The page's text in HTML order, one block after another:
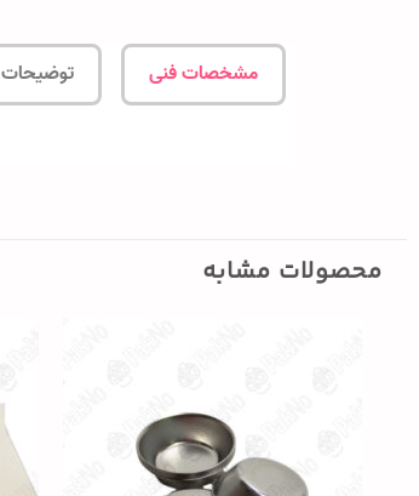
مشخصات فنی توضیحات
محصولات مشابه